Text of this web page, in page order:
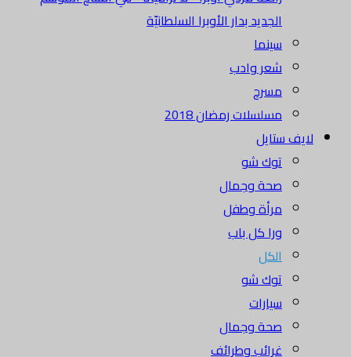
الجديد بدار الأوبرا السلطانيّة
سينما
شعر وادب
مسرح
مسلسلات رمضان 2018
لايف ستايل
توك شو
صحة وجمال
مرأة وطفل
ورا كل باب
الكل
توك شو
سيارات
صحة وجمال
غرائب وطرائف